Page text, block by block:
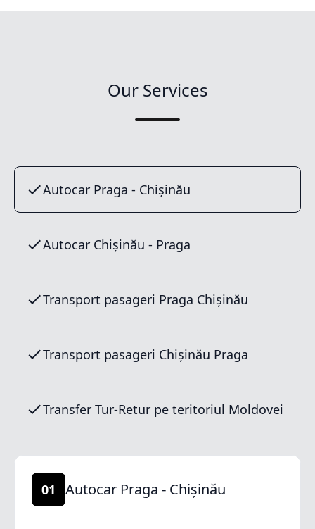
Our Services
Autocar Praga - Chișinău
Autocar Chișinău - Praga
Transport pasageri Praga Chișinău
Transport pasageri Chișinău Praga
Transfer Tur-Retur pe teritoriul Moldovei
01 Autocar Praga - Chișinău